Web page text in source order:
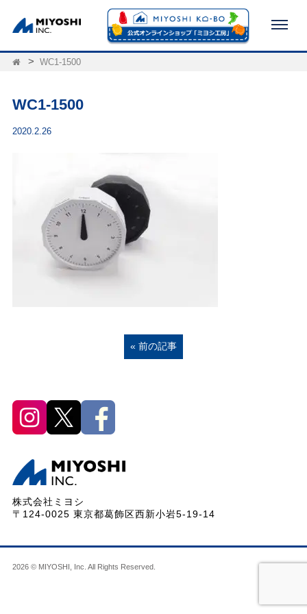
WC1-1500
WC1-1500
2020.2.26
« 前の記事
株式会社ミヨシ
〒124-0025 東京都葛飾区西新小岩5-19-14
2026 © MIYOSHI, Inc. All Rights Reserved.